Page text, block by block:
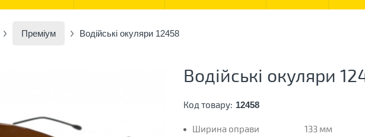
Преміум Водійські окуляри 12458
Водійські окуляри
Код товару: 12458
Ширина оправи
133 мм